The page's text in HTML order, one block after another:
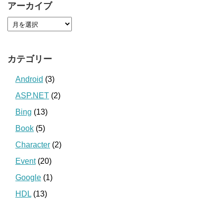
アーカイブ
カテゴリー
Android (3)
ASP.NET (2)
Bing (13)
Book (5)
Character (2)
Event(20)
Google (1)
HDL (13)